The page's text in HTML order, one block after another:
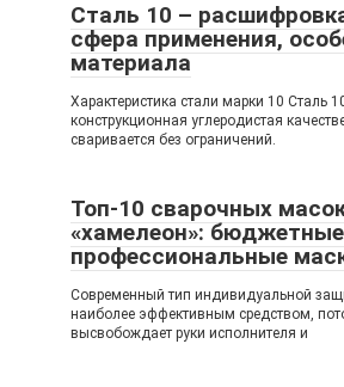
Сталь 10 –
сфера применения,
материала
Характеристика стали марки 10 Сталь
конструкционная углеродистая
сваривается без ограничений.
Топ-10 сварочных
«хамелеон»:
профессиональные
Современный тип индивидуальной
наиболее эффективным средством,
высвобождает руки исполнителя и